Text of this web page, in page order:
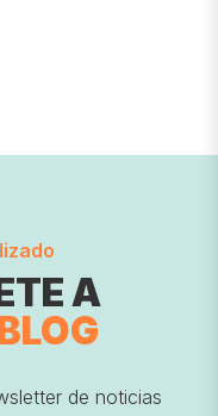
A
de noticias